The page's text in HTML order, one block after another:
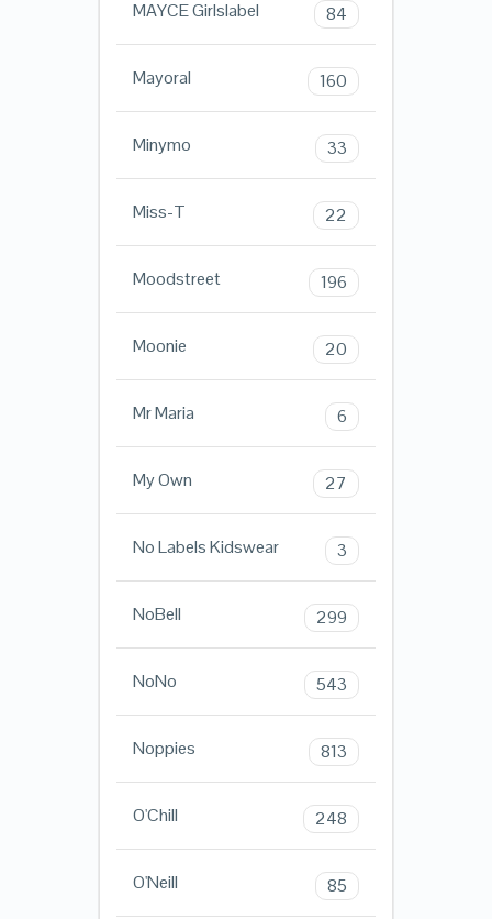
MAYCE Girlslabel 84
Mayoral 160
Minymo 33
Miss-T 22
Moodstreet 196
Moonie 20
Mr Maria 6
My Own 27
No Labels Kidswear 3
NoBell 299
NoNo 543
Noppies 813
O'Chill 248
O'Neill 85